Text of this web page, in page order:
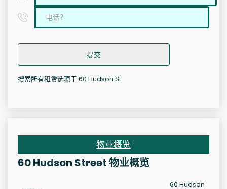
提交
搜索所有租赁选项于 60 Hudson St
物业概览
60 Hudson Street 物业概览
60 Hudson